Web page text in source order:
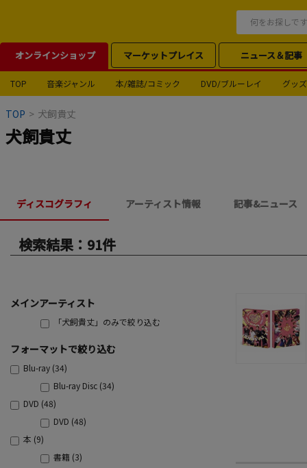
オンラインショップ マーケットプレイス ニュース＆記事
TOP 音楽ジャンル 本/雑誌/コミック DVD/ブルーレイ グッズ
TOP > 犬飼貴丈
犬飼貴丈
ディスコグラフィ アーティスト情報 記事&ニュース
検索結果：91件
メインアーティスト
「犬飼貴丈」のみで絞り込む
フォーマットで絞り込む
Blu-ray (34)
Blu-ray Disc (34)
DVD (48)
DVD (48)
本 (9)
書籍 (3)